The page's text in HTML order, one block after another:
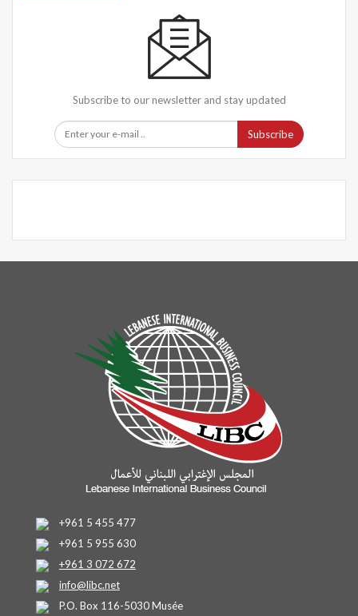
Subscribe to our newsletter and stay updated
Subscribe
+961 5 455 477
+961 5 955 630
+961 3 072 672
info@libc.net
P.O. Box 116-5030 Musée